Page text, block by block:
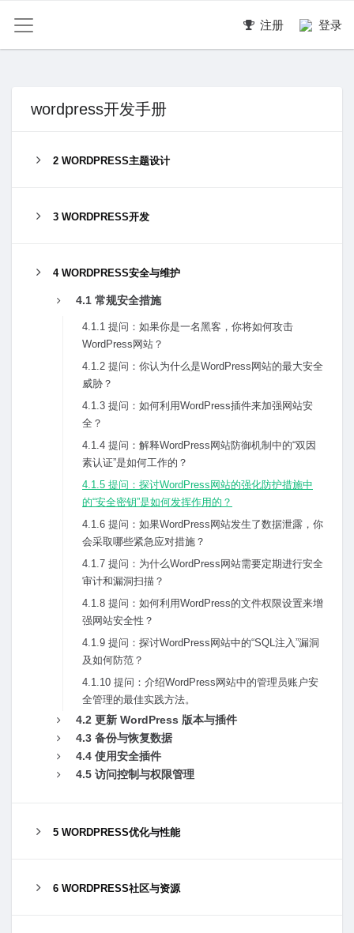
注册 登录
wordpress开发手册
2 WORDPRESS主题设计
3 WORDPRESS开发
4 WORDPRESS安全与维护
4.1 常规安全措施
4.1.1 提问：如果你是⼀名⿊客，你将如何攻击
WordPress⽹站？
4.1.2 提问：你认为什么是WordPress⽹站的最⼤安全
威胁？
4.1.3 提问：如何利⽤WordPress插件来加强⽹站安
全？
4.1.4 提问：解释WordPress⽹站防御机制中的“双因
素认证”是如何⼯作的？
4.1.5 提问：探讨WordPress⽹站的强化防护措施中
的“安全密钥”是如何发挥作⽤的？
4.1.6 提问：如果WordPress⽹站发⽣了数据泄露，你
会采取哪些紧急应对措施？
4.1.7 提问：为什么WordPress⽹站需要定期进⾏安全
审计和漏洞扫描？
4.1.8 提问：如何利⽤WordPress的⽂件权限设置来增
强⽹站安全性？
4.1.9 提问：探讨WordPress⽹站中的“SQL注⼊”漏洞
及如何防范？
4.1.10 提问：介绍WordPress⽹站中的管理员账户安
全管理的最佳实践⽅法。
4.2 更新 WordPress 版本与插件
4.3 备份与恢复数据
4.4 使⽤安全插件
4.5 访问控制与权限管理
5 WORDPRESS优化与性能
6 WORDPRESS社区与资源